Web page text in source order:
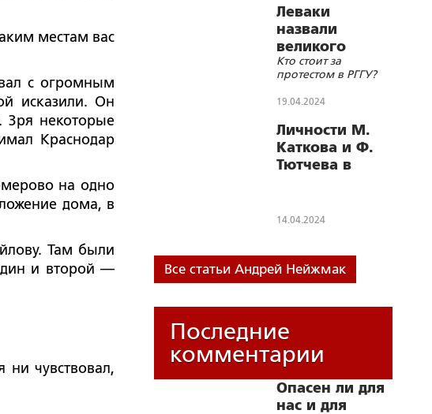
местам вас
с огромным
исказили. Он
Зря некоторые
Краснодар
на одно
дома, в
Там были
и второй —
чувствовал,
Леваки
назвали
великого
русского
философа
Ильина
Кто стоит за
протестом в РГГУ?
19.04.2024
Личности М.
Каткова и Ф.
Тютчева в
либеральных
14.04.2024
Все статьи Андрей Нейжмак
Последние
комментарии
Опасен ли для
нас и для